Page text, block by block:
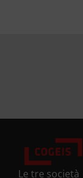
Le tre società